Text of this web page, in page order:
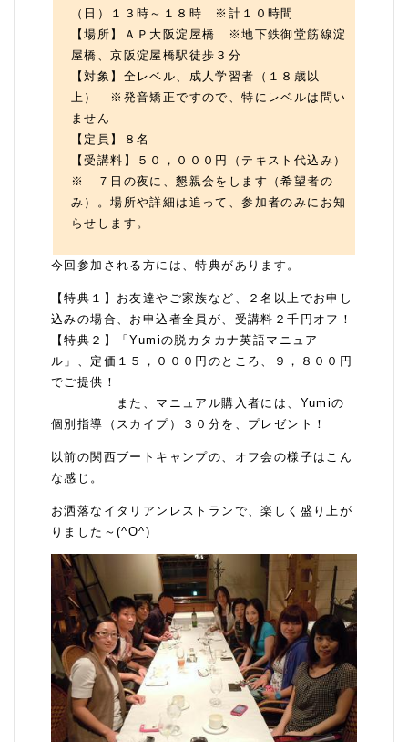
（日）１３時～１８時 ※計１０時間
【場所】ＡＰ大阪淀屋橋 ※地下鉄御堂筋線淀
屋橋、京阪淀屋橋駅徒歩３分
【対象】全レベル、成人学習者（１８歳以
上） ※発音矯正ですので、特にレベルは問い
ません
【定員】８名
【受講料】５０，０００円（テキスト代込み）
※ ７日の夜に、懇親会をします（希望者の
み）。場所や詳細は追って、参加者のみにお知
らせします。
今回参加される方には、特典があります。
【特典１】お友達やご家族など、２名以上でお申し
込みの場合、お申込者全員が、受講料２千円オフ！
【特典２】「Yumiの脱カタカナ英語マニュア
ル」、定価１５，０００円のところ、９，８００円
でご提供！
また、マニュアル購入者には、Yumiの
個別指導（スカイプ）３０分を、プレゼント！
以前の関西ブートキャンプの、オフ会の様子はこん
な感じ。
お洒落なイタリアンレストランで、楽しく盛り上が
りました～(^O^)